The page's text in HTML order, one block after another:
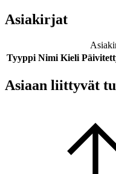
Asiakirjat
Tyyppi Nimi Kieli
Asiaan liittyvät